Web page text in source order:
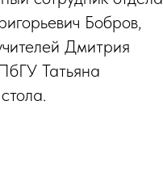
Бобров,
Дмитрия
Татьяна